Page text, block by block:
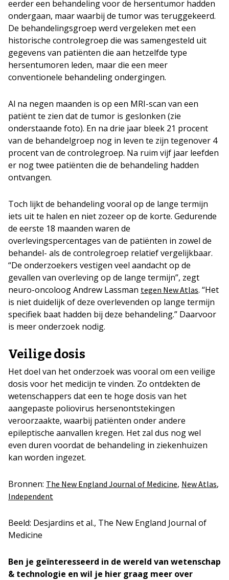
eerder een behandeling voor de hersentumor hadden
ondergaan, maar waarbij de tumor was teruggekeerd.
De behandelingsgroep werd vergeleken met een
historische controlegroep die was samengesteld uit
gegevens van patiënten die aan hetzelfde type
hersentumoren leden, maar die een meer
conventionele behandeling ondergingen.
Al na negen maanden is op een MRI-scan van een
patiënt te zien dat de tumor is geslonken (zie
onderstaande foto). En na drie jaar bleek 21 procent
van de behandelgroep nog in leven te zijn tegenover 4
procent van de controlegroep. Na ruim vijf jaar leefden
er nog twee patiënten die de behandeling hadden
ontvangen.
Toch lijkt de behandeling vooral op de lange termijn
iets uit te halen en niet zozeer op de korte. Gedurende
de eerste 18 maanden waren de
overlevingspercentages van de patiënten in zowel de
behandel- als de controlegroep relatief vergelijkbaar.
“De onderzoekers vestigen veel aandacht op de
gevallen van overleving op de lange termijn”, zegt
neuro-oncoloog Andrew Lassman tegen New Atlas. “Het
is niet duidelijk of deze overlevenden op lange termijn
specifiek baat hadden bij deze behandeling.” Daarvoor
is meer onderzoek nodig.
Veilige dosis
Het doel van het onderzoek was vooral om een veilige
dosis voor het medicijn te vinden. Zo ontdekten de
wetenschappers dat een te hoge dosis van het
aangepaste poliovirus hersenontstekingen
veroorzaakte, waarbij patiënten onder andere
epileptische aanvallen kregen. Het zal dus nog wel
even duren voordat de behandeling in ziekenhuizen
kan worden ingezet.
Bronnen: The New England Journal of Medicine, New Atlas,
Independent
Beeld: Desjardins et al., The New England Journal of
Medicine
Ben je geïnteresseerd in de wereld van wetenschap
& technologie en wil je hier graag meer over